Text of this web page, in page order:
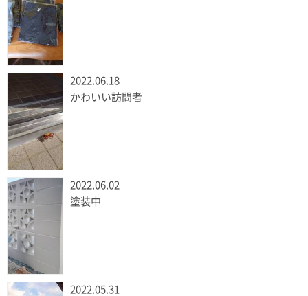
2022.06.18
かわいい訪問者
2022.06.02
塗装中
2022.05.31